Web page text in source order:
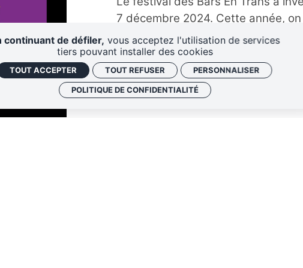
7 décembre 2024. Cette année,
duplex (et pourquoi pas un triplex
les rues de Rennes. 3 jours de
de l'édition 2024, des lives, mais
celles qui font vibrer la scène
bretonne.
continuant de défiler, vous acceptez l'utilisation de services
tiers pouvant installer des cookies
TOUT ACCEPTER TOUT REFUSER PERSONNALISER
POLITIQUE DE CONFIDENTIALITÉ